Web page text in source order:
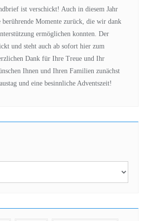
ist verschickt! Auch in diesem Jahr
Momente zurück, die wir dank
ermöglichen konnten. Der
und steht auch ab sofort hier zum
Dank für Ihre Treue und Ihr
Ihnen und Ihren Familien zunächst
und eine besinnliche Adventszeit!